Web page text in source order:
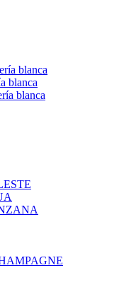
blanca
blanca
blanca